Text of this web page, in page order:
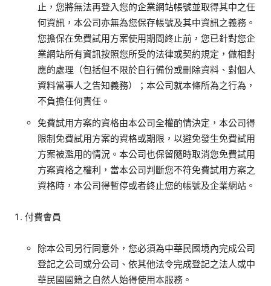
止，您將無法再登入您的企業網站帳號並取得其中之任
何資訊，本公司亦無為您保存帳號及其中資訊之義務。
您擔保在免費試用方案使用期間終止前，您已針對您企
業網站所有資訊按照您所受的法律或契約規定，做相對
應的處理（包括但不限於自行備份或刪除資料、對個人
資料當事人之告知義務）；本公司就本條所為之行為，
不負擔任何責任。
免費試用方案的資格由本公司全權酌情決定，本公司得
限制免費試用方案的資格或期限，以避免發生免費試用
方案被濫用的情況。本公司也保留隨時取消您免費試用
方案資格之權利，當本公司判斷您不符免費試用方案之
資格時，本公司得暫停或者終止您的帳號及企業網站。
付費會員
除本公司另行同意外，您必須為中華民國境內完成公司
登記之公司或分公司、依其他法令完成登記之法人或中
華民國國籍之自然人始得使用本服務。